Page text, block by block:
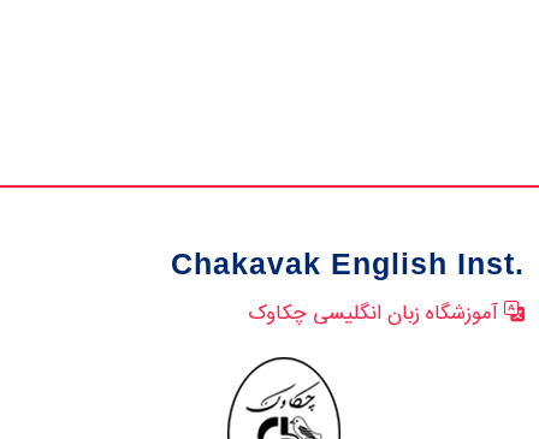
Chakavak English Inst.
آموزشگاه زبان انگلیسی چکاوک